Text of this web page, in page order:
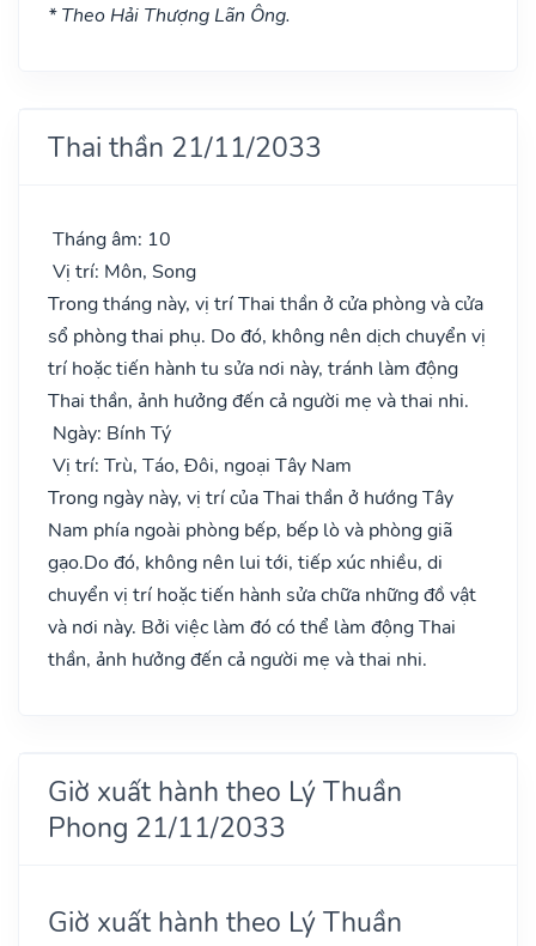
* Theo Hải Thượng Lãn Ông.
Thai thần 21/11/2033
Tháng âm: 10
Vị trí: Môn, Song
Trong tháng này, vị trí Thai thần ở cửa phòng và cửa
sổ phòng thai phụ. Do đó, không nên dịch chuyển vị
trí hoặc tiến hành tu sửa nơi này, tránh làm động
Thai thần, ảnh hưởng đến cả người mẹ và thai nhi.
Ngày: Bính Tý
Vị trí: Trù, Táo, Đôi, ngoại Tây Nam
Trong ngày này, vị trí của Thai thần ở hướng Tây
Nam phía ngoài phòng bếp, bếp lò và phòng giã
gạo.Do đó, không nên lui tới, tiếp xúc nhiều, di
chuyển vị trí hoặc tiến hành sửa chữa những đồ vật
và nơi này. Bởi việc làm đó có thể làm động Thai
thần, ảnh hưởng đến cả người mẹ và thai nhi.
Giờ xuất hành theo Lý Thuần
Phong 21/11/2033
Giờ xuất hành theo Lý Thuần